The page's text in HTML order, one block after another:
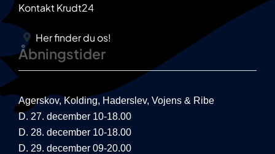
Kontakt Krudt24
Her finder du os!
Åbningstider
Agerskov, Kolding, Haderslev, Vojens & Ribe
D. 27. december 10-18.00
D. 28. december 10-18.00
D. 29. december 09-20.00